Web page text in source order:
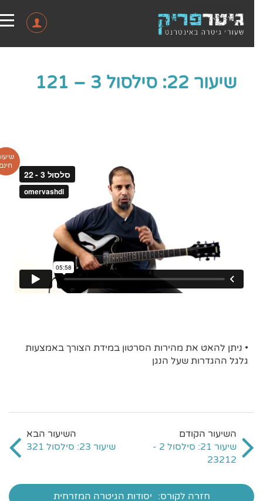
שיעור 22: סילסול 3 – 121
שיעור
חינם
• ניתן להאט את מהירות הסרטון במידת הצורך באמצעות
גלגל ההגדרות שעל הנגן
שיעור 21: סילסול 2 -
23212
שיעור 23: סילסול 321
חזרה לקורס: יסודות הגיטרה המזרחית